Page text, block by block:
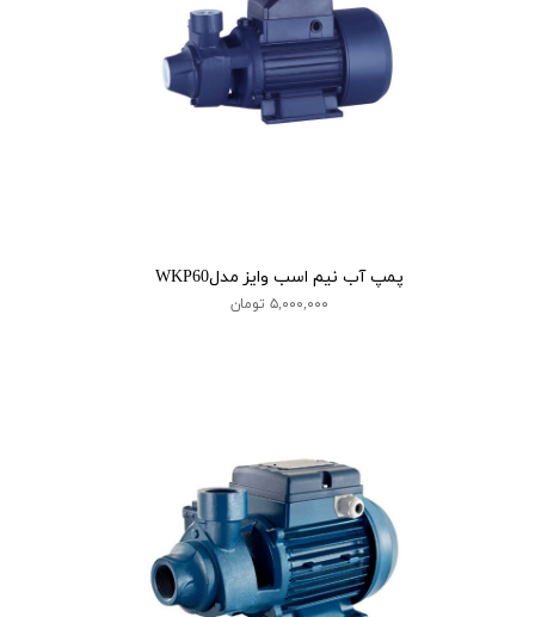
پمپ آب نیم اسب وایز مدلWKP60
۵,۰۰۰,۰۰۰ تومان